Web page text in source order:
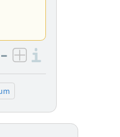
bewerten
– positiv bewerten